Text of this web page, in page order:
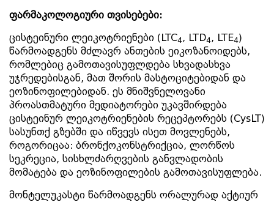
ფარმაკოლოგიური თვისებები:
ცისტეინური ლეიკოტრიენები (LTC4, LTD4, LTE4)
წარმოადგენს მძლავრ ანთების ეიკოზანოიდებს,
რომლებიც გამოთავისუფლდება სხვადასხვა
უჯრედებისგან, მათ შორის მასტოციტებიდან და
ეოზინოფილებიდან. ეს მნიშვნელოვანი
პროასთმატური მედიატორები უკავშირდება
ცისტეინურ ლეიკოტრიენების რეცეპტორებს (CysLT)
სასუნთქ გზებში და იწვევს ისეთ მოვლენებს,
როგორიცაა: ბრონქოკონსტრიქცია, ლორწოს
სეკრეცია, სისხლძარღვების განვლადობის
მომატება და ეოზინოფილების გამოთავისუფლება.
მონტელუკასტი წარმოადგენს ორალურად აქტიურ